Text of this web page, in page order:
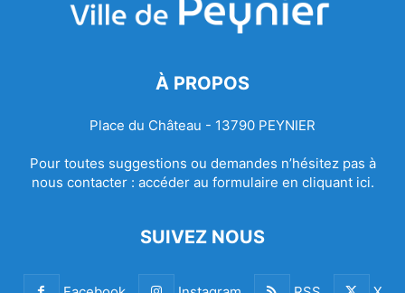
À PROPOS
Place du Château - 13790 PEYNIER
Pour toutes suggestions ou demandes n’hésitez pas à
nous contacter : accéder au formulaire en cliquant ici.
SUIVEZ NOUS